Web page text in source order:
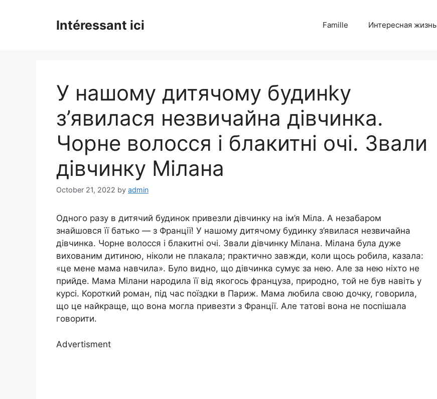
Intéressant ici Famille Интересная жизнь
У нашому дитячому будинkу
з’явилася незвичайна дівчинка.
Чорне волосся і блакитні очі. Звали
дівчинку Мілана
October 21, 2022 by admin
Одного разу в дитячий будинок привезли дівчинку на ім’я Міла. А незабаром
знайшовся її батько — з Франції! У нашому дитячому будинку з’явилася незвичайна
дівчинка. Чорне волосся і блакитні очі. Звали дівчинку Мілана. Мілана була дуже
вихованим дитиною, ніколи не плакала; практично завжди, коли щось робила, казала:
«це мене мама навчила». Було видно, що дівчинка сумує за нею. Але за нею ніхто не
прийде. Мама Мілани народила її від якогось француза, природно, той не був навіть у
курсі. Короткий роман, під час поїздки в Париж. Мама любила свою дочку, говорила,
що це найкраще, що вона могла привезти з Франції. Але татові вона не поспішала
говорити.
Advertisment